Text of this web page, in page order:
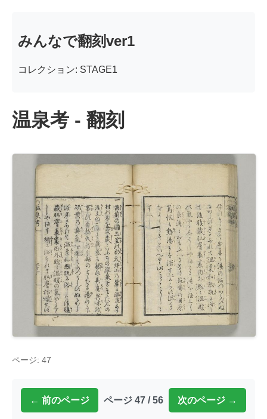
みんなで翻刻ver1
コレクション: STAGE1
温泉考 - 翻刻
ページ: 47
← 前のページ ページ 47 / 56 次のページ →